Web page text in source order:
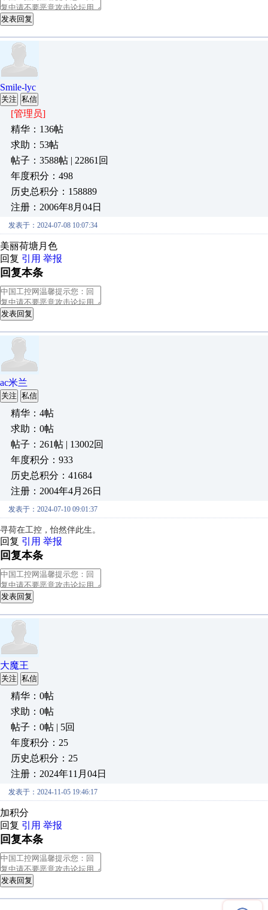
发表回复
Smile-lyc
关注 私信
[管理员]
精华：136帖
求助：53帖
帖子：3588帖 | 22861回
年度积分：498
历史总积分：158889
注册：2006年8月04日
发表于：2024-07-08 10:07:34
美丽荷塘月色
回复 引用 举报
回复本条
发表回复
ac米兰
关注 私信
精华：4帖
求助：0帖
帖子：261帖 | 13002回
年度积分：933
历史总积分：41684
注册：2004年4月26日
发表于：2024-07-10 09:01:37
寻荷在工控，怡然伴此生。
回复 引用 举报
回复本条
发表回复
大魔王
关注 私信
精华：0帖
求助：0帖
帖子：0帖 | 5回
年度积分：25
历史总积分：25
注册：2024年11月04日
发表于：2024-11-05 19:46:17
加积分
回复 引用 举报
回复本条
发表回复